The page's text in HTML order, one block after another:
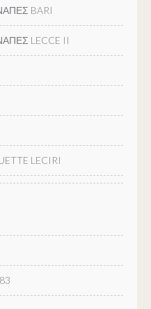
BARI
LECCE II
LECIRI